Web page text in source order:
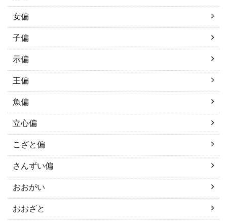
女偏
子偏
示偏
王偏
魚偏
立心偏
こざと偏
さんずい偏
おおがい
おおざと